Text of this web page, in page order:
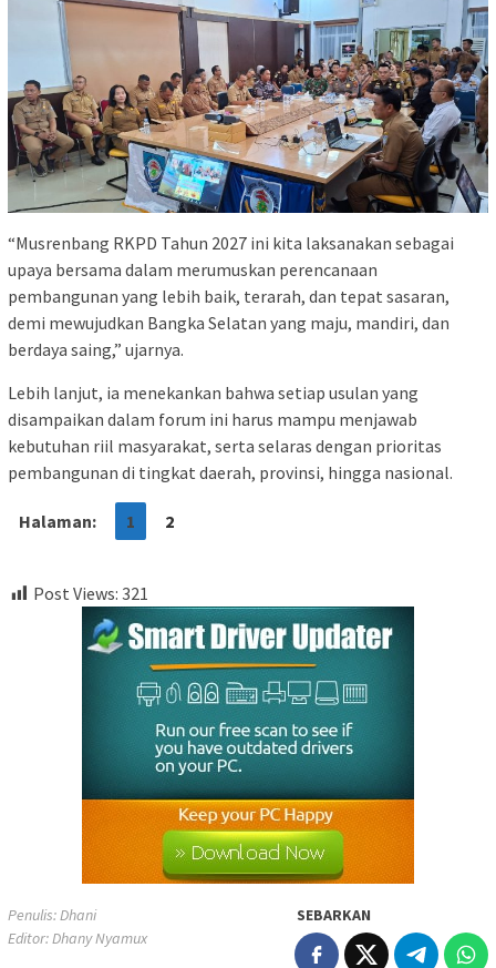
“Musrenbang RKPD Tahun 2027 ini kita laksanakan sebagai
upaya bersama dalam merumuskan perencanaan
pembangunan yang lebih baik, terarah, dan tepat sasaran,
demi mewujudkan Bangka Selatan yang maju, mandiri, dan
berdaya saing,” ujarnya.
Lebih lanjut, ia menekankan bahwa setiap usulan yang
disampaikan dalam forum ini harus mampu menjawab
kebutuhan riil masyarakat, serta selaras dengan prioritas
pembangunan di tingkat daerah, provinsi, hingga nasional.
Halaman: 1 2
Post Views: 321
Penulis: Dhani
Editor: Dhany Nyamux
SEBARKAN